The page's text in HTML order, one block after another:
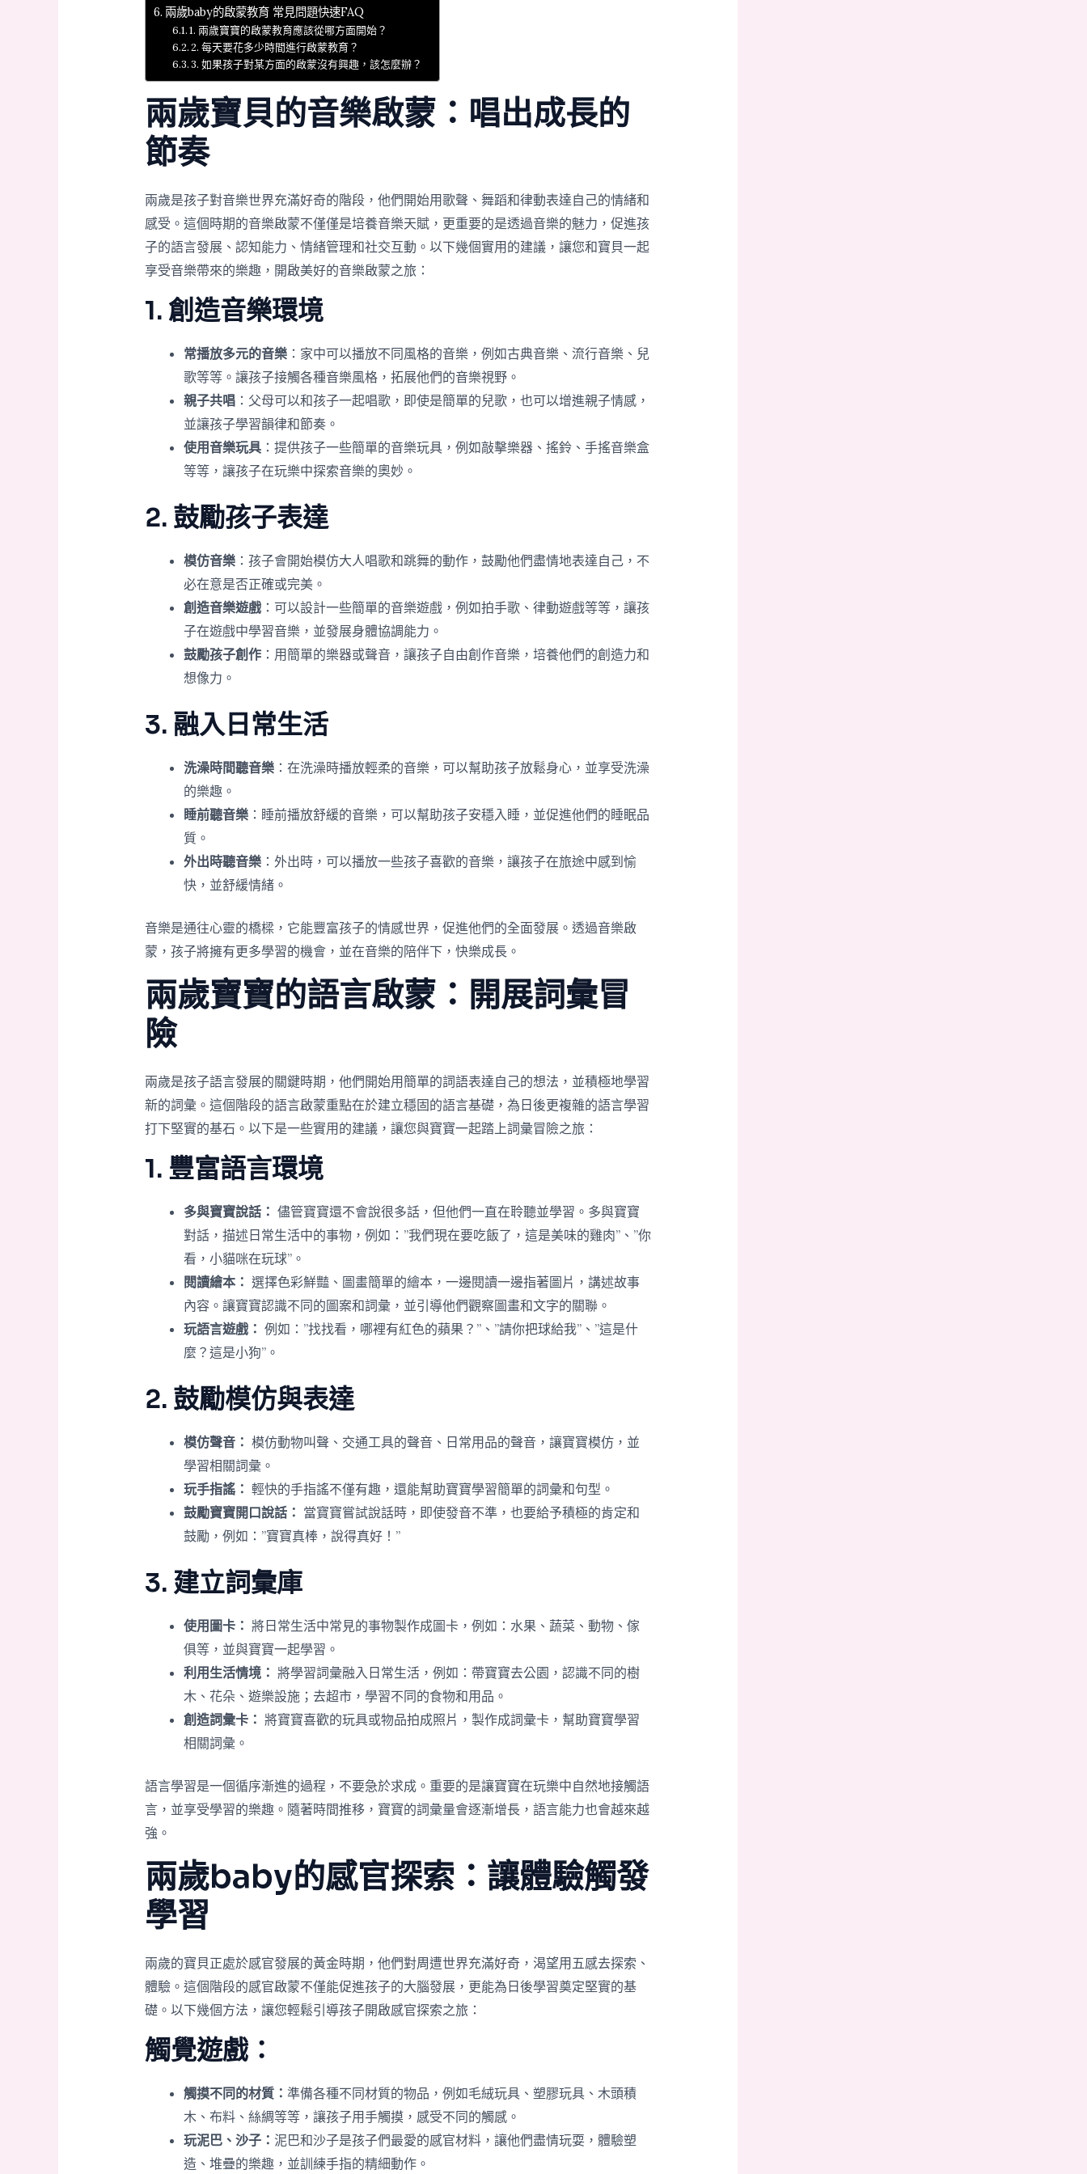
兩歲baby的啟蒙教育 常見問題快速FAQ
1. 兩歲寶寶的啟蒙教育應該從哪方面開始？
2. 每天要花多少時間進行啟蒙教育？
3. 如果孩子對某方面的啟蒙沒有興趣，該怎麼辦？
兩歲寶貝的音樂啟蒙：唱出成長的
節奏
兩歲是孩子對音樂世界充滿好奇的階段，他們開始用歌聲、舞蹈和律動表達自己的情緒和
感受。這個時期的音樂啟蒙不僅僅是培養音樂天賦，更重要的是透過音樂的魅力，促進孩
子的語言發展、認知能力、情緒管理和社交互動。以下幾個實用的建議，讓您和寶貝一起
享受音樂帶來的樂趣，開啟美好的音樂啟蒙之旅：
1. 創造音樂環境
常播放多元的音樂：家中可以播放不同風格的音樂，例如古典音樂、流行音樂、兒
歌等等。讓孩子接觸各種音樂風格，拓展他們的音樂視野。
親子共唱：父母可以和孩子一起唱歌，即使是簡單的兒歌，也可以增進親子情感，
並讓孩子學習韻律和節奏。
使用音樂玩具：提供孩子一些簡單的音樂玩具，例如敲擊樂器、搖鈴、手搖音樂盒
等等，讓孩子在玩樂中探索音樂的奧妙。
2. 鼓勵孩子表達
模仿音樂：孩子會開始模仿大人唱歌和跳舞的動作，鼓勵他們盡情地表達自己，不
必在意是否正確或完美。
創造音樂遊戲：可以設計一些簡單的音樂遊戲，例如拍手歌、律動遊戲等等，讓孩
子在遊戲中學習音樂，並發展身體協調能力。
鼓勵孩子創作：用簡單的樂器或聲音，讓孩子自由創作音樂，培養他們的創造力和
想像力。
3. 融入日常生活
洗澡時間聽音樂：在洗澡時播放輕柔的音樂，可以幫助孩子放鬆身心，並享受洗澡
的樂趣。
睡前聽音樂：睡前播放舒緩的音樂，可以幫助孩子安穩入睡，並促進他們的睡眠品
質。
外出時聽音樂：外出時，可以播放一些孩子喜歡的音樂，讓孩子在旅途中感到愉
快，並舒緩情緒。
音樂是通往心靈的橋樑，它能豐富孩子的情感世界，促進他們的全面發展。透過音樂啟
蒙，孩子將擁有更多學習的機會，並在音樂的陪伴下，快樂成長。
兩歲寶寶的語言啟蒙：開展詞彙冒
險
兩歲是孩子語言發展的關鍵時期，他們開始用簡單的詞語表達自己的想法，並積極地學習
新的詞彙。這個階段的語言啟蒙重點在於建立穩固的語言基礎，為日後更複雜的語言學習
打下堅實的基石。以下是一些實用的建議，讓您與寶寶一起踏上詞彙冒險之旅：
1. 豐富語言環境
多與寶寶說話： 儘管寶寶還不會說很多話，但他們一直在聆聽並學習。多與寶寶
對話，描述日常生活中的事物，例如：”我們現在要吃飯了，這是美味的雞肉”、”你
看，小貓咪在玩球”。
閱讀繪本： 選擇色彩鮮豔、圖畫簡單的繪本，一邊閱讀一邊指著圖片，講述故事
內容。讓寶寶認識不同的圖案和詞彙，並引導他們觀察圖畫和文字的關聯。
玩語言遊戲： 例如：”找找看，哪裡有紅色的蘋果？”、”請你把球給我”、”這是什
麼？這是小狗”。
2. 鼓勵模仿與表達
模仿聲音： 模仿動物叫聲、交通工具的聲音、日常用品的聲音，讓寶寶模仿，並
學習相關詞彙。
玩手指謠： 輕快的手指謠不僅有趣，還能幫助寶寶學習簡單的詞彙和句型。
鼓勵寶寶開口說話： 當寶寶嘗試說話時，即使發音不準，也要給予積極的肯定和
鼓勵，例如：”寶寶真棒，說得真好！”
3. 建立詞彙庫
使用圖卡： 將日常生活中常見的事物製作成圖卡，例如：水果、蔬菜、動物、傢
俱等，並與寶寶一起學習。
利用生活情境： 將學習詞彙融入日常生活，例如：帶寶寶去公園，認識不同的樹
木、花朵、遊樂設施；去超市，學習不同的食物和用品。
創造詞彙卡： 將寶寶喜歡的玩具或物品拍成照片，製作成詞彙卡，幫助寶寶學習
相關詞彙。
語言學習是一個循序漸進的過程，不要急於求成。重要的是讓寶寶在玩樂中自然地接觸語
言，並享受學習的樂趣。隨著時間推移，寶寶的詞彙量會逐漸增長，語言能力也會越來越
強。
兩歲baby的感官探索：讓體驗觸發
學習
兩歲的寶貝正處於感官發展的黃金時期，他們對周遭世界充滿好奇，渴望用五感去探索、
體驗。這個階段的感官啟蒙不僅能促進孩子的大腦發展，更能為日後學習奠定堅實的基
礎。以下幾個方法，讓您輕鬆引導孩子開啟感官探索之旅：
觸覺遊戲：
觸摸不同的材質： 準備各種不同材質的物品，例如毛絨玩具、塑膠玩具、木頭積
木、布料、絲綢等等，讓孩子用手觸摸，感受不同的觸感。
玩泥巴、沙子： 泥巴和沙子是孩子們最愛的感官材料，讓他們盡情玩耍，體驗塑
造、堆疊的樂趣，並訓練手指的精細動作。